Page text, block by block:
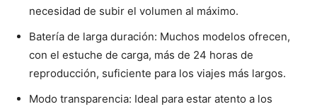
necesidad de subir el volumen al máximo.
Batería de larga duración: Muchos modelos ofrecen,
con el estuche de carga, más de 24 horas de
reproducción, suficiente para los viajes más largos.
Modo transparencia: Ideal para estar atento a los